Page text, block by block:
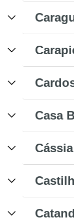
Casa